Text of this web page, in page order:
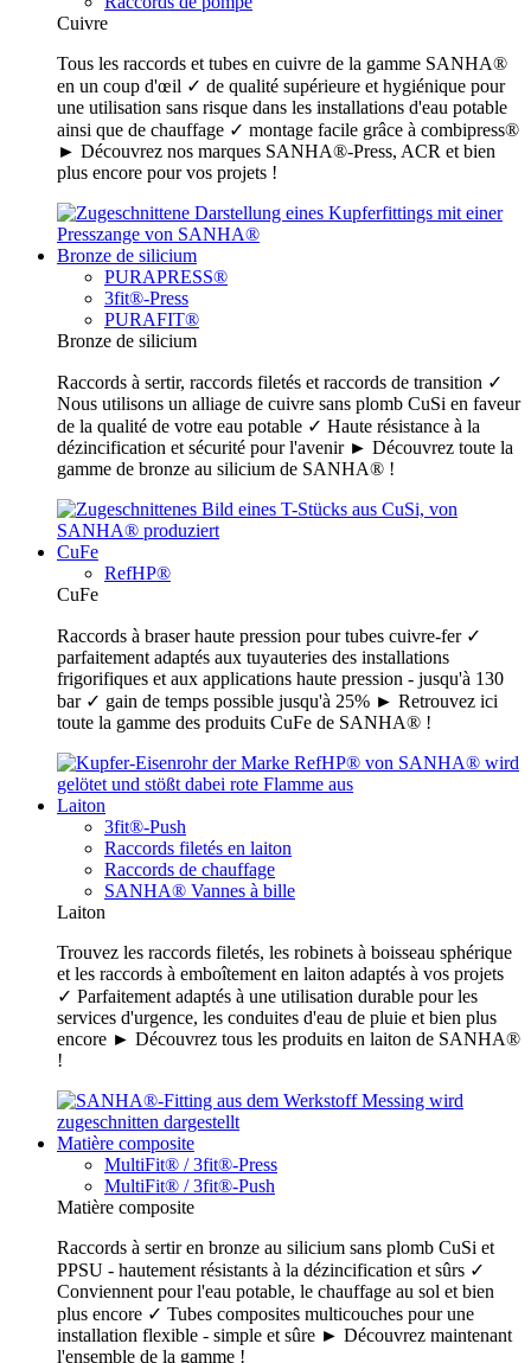
Cuivre
Tous les raccords et tubes en cuivre de la gamme SANHA®
en un coup d'œil ✓ de qualité supérieure et hygiénique pour
une utilisation sans risque dans les installations d'eau potable
ainsi que de chauffage ✓ montage facile grâce à combipress®
► Découvrez nos marques SANHA®-Press, ACR et bien
plus encore pour vos projets !
Bronze de silicium
PURAPRESS®
3fit®-Press
PURAFIT®
Bronze de silicium
Raccords à sertir, raccords filetés et raccords de transition ✓
Nous utilisons un alliage de cuivre sans plomb CuSi en faveur
de la qualité de votre eau potable ✓ Haute résistance à la
dézincification et sécurité pour l'avenir ► Découvrez toute la
gamme de bronze au silicium de SANHA® !
CuFe
RefHP®
CuFe
Raccords à braser haute pression pour tubes cuivre-fer ✓
parfaitement adaptés aux tuyauteries des installations
frigorifiques et aux applications haute pression - jusqu'à 130
bar ✓ gain de temps possible jusqu'à 25% ► Retrouvez ici
toute la gamme des produits CuFe de SANHA® !
Laiton
3fit®-Push
Raccords filetés en laiton
Raccords de chauffage
SANHA® Vannes à bille
Laiton
Trouvez les raccords filetés, les robinets à boisseau sphérique
et les raccords à emboîtement en laiton adaptés à vos projets
✓ Parfaitement adaptés à une utilisation durable pour les
services d'urgence, les conduites d'eau de pluie et bien plus
encore ► Découvrez tous les produits en laiton de SANHA®
!
Matière composite
MultiFit® / 3fit®-Press
MultiFit® / 3fit®-Push
Matière composite
Raccords à sertir en bronze au silicium sans plomb CuSi et
PPSU - hautement résistants à la dézincification et sûrs ✓
Conviennent pour l'eau potable, le chauffage au sol et bien
plus encore ✓ Tubes composites multicouches pour une
installation flexible - simple et sûre ► Découvrez maintenant
l'ensemble de la gamme !